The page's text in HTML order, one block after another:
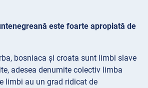
este foarte apropiată de
bosniaca și croata sunt limbi slave
adesea denumite colectiv limba
limbi au un grad ridicat de